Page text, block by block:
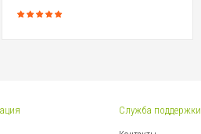
Служба поддержки